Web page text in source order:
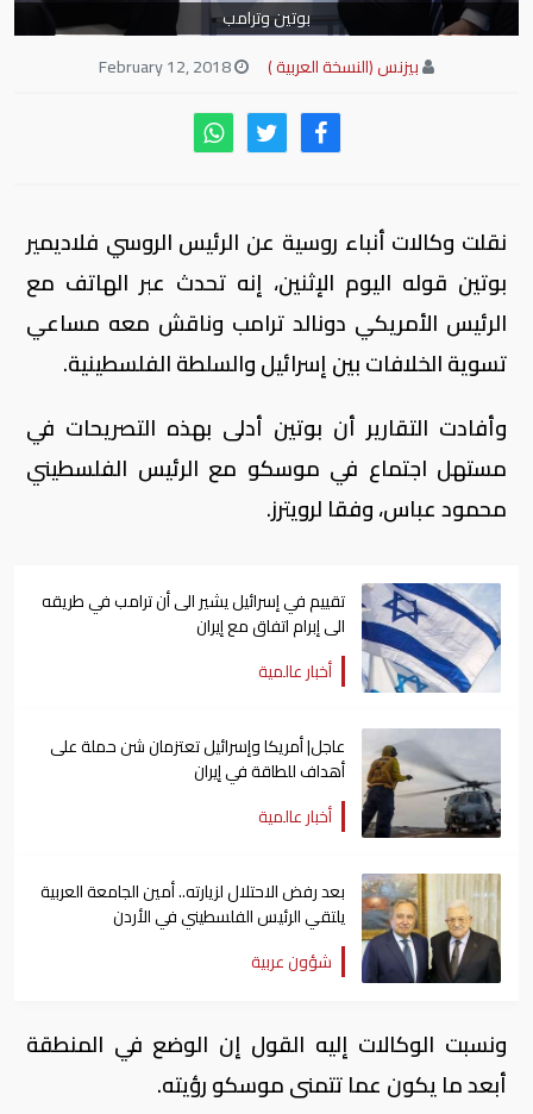
بوتين وترامب
بيزنس (النسخة العربية )
نقلت وكالات أنباء روسية عن الرئيس الروسي فلاديمير
بوتين قوله اليوم الإثنين، إنه تحدث عبر الهاتف مع
الرئيس الأمريكي دونالد ترامب وناقش معه مساعي
تسوية الخلافات بين إسرائيل والسلطة الفلسطينية.
وأفادت التقارير أن بوتين أدلى بهذه التصريحات في
مستهل اجتماع في موسكو مع الرئيس الفلسطيني
محمود عباس، وفقا لرويترز.
تقييم في إسرائيل يشير الى أن ترامب في طريقه
الى إبرام اتفاق مع إيران
أخبار عالمية
عاجل| أمريكا وإسرائيل تعتزمان شن ​حملة على
أهداف للطاقة في ⁠إيران
أخبار عالمية
بعد رفض الاحتلال لزيارته.. أمين الجامعة العربية
يلتقي الرئيس الفلسطيني في الأردن
شؤون عربية
ونسبت الوكالات إليه القول إن الوضع في المنطقة
أبعد ما يكون عما تتمنى موسكو رؤيته.